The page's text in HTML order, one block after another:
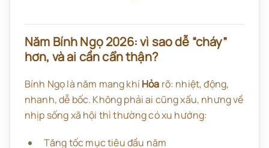
Năm Bính Ngọ 2026: vì sao dễ “cháy”
hơn, và ai cần cẩn thận?
Bính Ngọ là năm mang khíHỏa rõ: nhiệt, động,
nhanh, dễ bốc. Không phải ai cũng xấu, nhưng về
nhịp sống xã hội thì thường có xu hướng:
Tăng tốc mục tiêu đầu năm